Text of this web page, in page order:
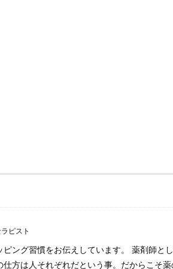
ピスト
ピング習慣をお伝えしています。 薬剤師と
方は人それぞれだという事。だからこそ